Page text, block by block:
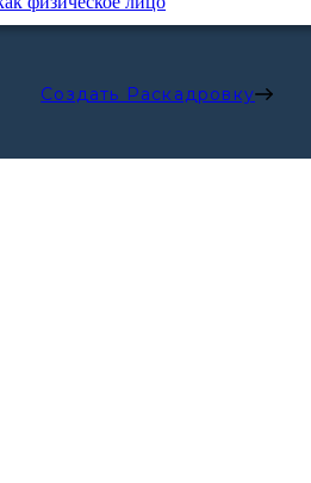
Создать Раскадровку